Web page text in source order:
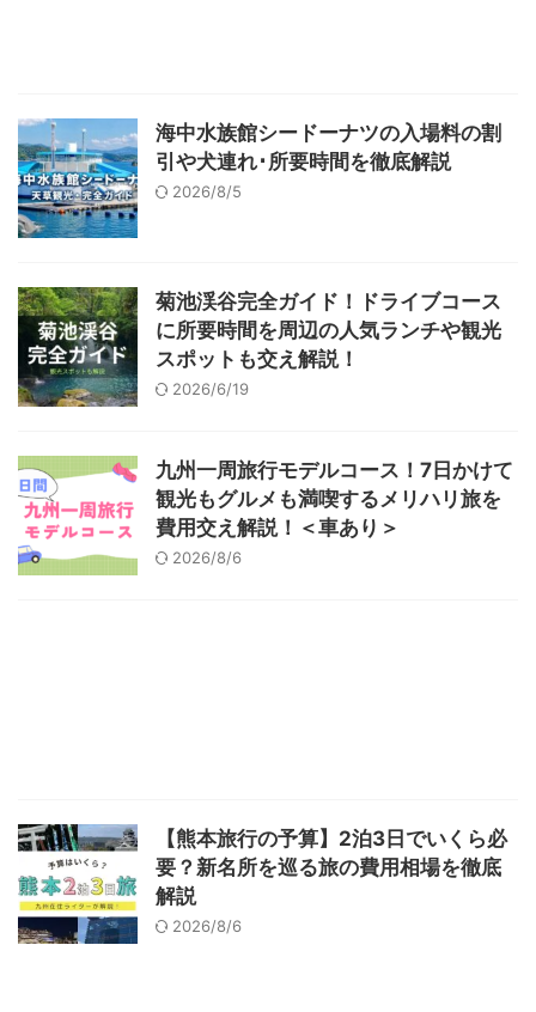
海中水族館シードーナツの入場料の割
引や犬連れ･所要時間を徹底解説
2026/8/5
菊池渓谷完全ガイド！ドライブコース
に所要時間を周辺の人気ランチや観光
スポットも交え解説！
2026/6/19
九州一周旅行モデルコース！7日かけて
観光もグルメも満喫するメリハリ旅を
費用交え解説！＜車あり＞
2026/8/6
【熊本旅行の予算】2泊3日でいくら必
要？新名所を巡る旅の費用相場を徹底
解説
2026/8/6